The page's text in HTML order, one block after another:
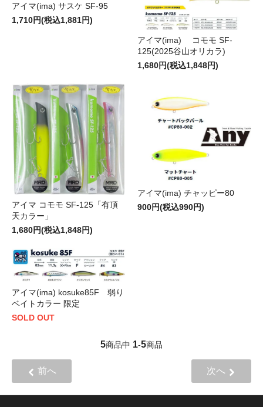
アイマ(ima) サスケ SF-95
1,710円(税込1,881円)
アイマ(ima) コモモ SF-
125(2025谷山オリカラ)
1,680円(税込1,848円)
アイマ コモモ SF-125「有頂
天カラー」
1,680円(税込1,848円)
アイマ(ima) チャッピー80
900円(税込990円)
アイマ(ima) kosuke85F 弱り
ベイトカラー 限定
SOLD OUT
5商品中 1-5商品
前へ 次へ